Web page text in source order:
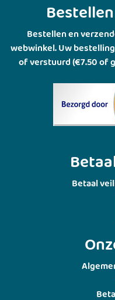
Bestellen en
webwinkel. Uw
of verstuurd (€7.50 of
Betaal